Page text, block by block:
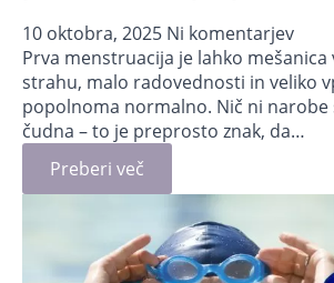
10 oktobra, 2025 Ni komentarjev
Prva menstruacija je lahko mešanica
strahu, malo radovednosti in veliko
popolnoma normalno. Nič ni narobe
čudna – to je preprosto znak, da…
Preberi več